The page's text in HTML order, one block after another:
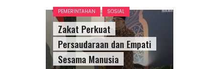
PEMERINTAHAN SOSIAL
Zakat Perkuat
Persaudaraan dan Empati
Sesama Manusia